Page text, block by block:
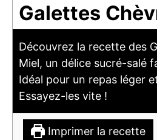
Galettes
Découvrez la recette des
Miel, un délice sucré-salé
Idéal pour un repas léger
Essayez-les vite !
Imprimer la recette